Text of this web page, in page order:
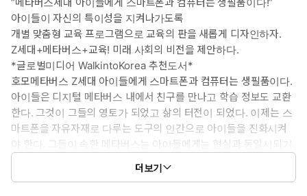
아이들이 자신의 특이성을 지켜나가도록
개별 맞춤형 교육 프로그램으로 교육의 판을 새롭게 디자인하자.
Z세대+메타버스+교육! 미래 사회의 비전을 제안하다.
*글로벌미디어 WalkintoKorea 추천도서*
호모메타버스 Z세대 아이들에게 스마트폰과 컴퓨터는 생필품이다.
아이들은 디지털 메타버스 내에서 친구를 만나고 학습 정보도 교환
한다. 그것이 그들의 영토가 되었고 삶의 터전이 되었다. 이제는 스
마트폰을 자유자재로 다루는 도구의 인간으로 아이들을 진화시켜
야 한다. 그들이 속한 메타버스는 아이들에게는 현실과 동일시되기
때문에 교육 목표를 뚜렷이 하고 유아기부터 단계별 철학과 인성 교
더보기